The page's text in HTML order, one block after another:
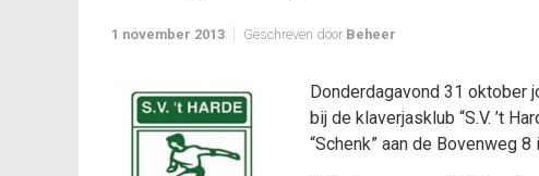
1 november 2013 Geschreven door Beheer
Donderdagavond 31 oktober
bij de klaverjasklub “S.V. ’t
“Schenk” aan de Bovenweg 8